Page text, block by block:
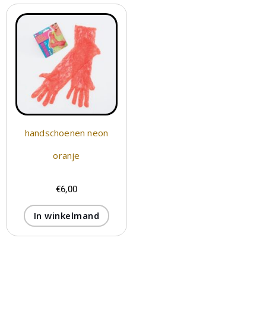
handschoenen neon
oranje
€6,00
In winkelmand